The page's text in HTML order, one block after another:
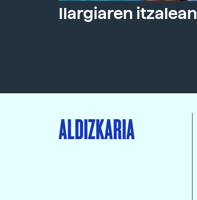
Ilargiaren itzalean
ALDIZKARIA